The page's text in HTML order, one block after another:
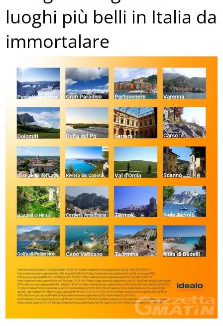
luoghi più belli in Italia da
immortalare